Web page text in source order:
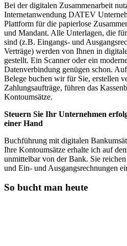
Bei der digitalen Zusammenarbeit
Internetanwendung DATEV
Plattform für die papierlose
und Mandant. Alle Unterlagen, die
sind (z.B. Eingangs- und
Verträge) werden von Ihnen in
gestellt. Ein Scanner oder ein
Datenverbindung genügen schon.
Belege buchen wir für Sie, erstellen
Zahlungsaufträge, führen das
Kontoumsätze.
Steuern Sie Ihr Unternehmen
einer Hand
Buchführung mit digitalen
Ihre Kontoumsätze erhalte ich auf
unmittelbar von der Bank. Sie
und Ein- und Ausgangsrechnungen
So bucht man heute